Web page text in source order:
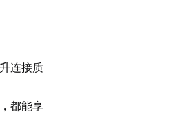
连接质
都能享